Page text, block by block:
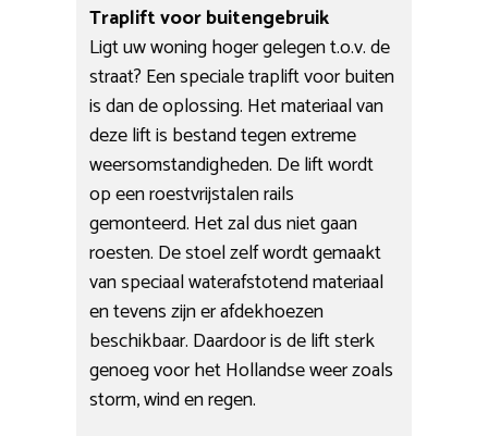
Traplift voor buitengebruik
Ligt uw woning hoger gelegen t.o.v. de
straat? Een speciale traplift voor buiten
is dan de oplossing. Het materiaal van
deze lift is bestand tegen extreme
weersomstandigheden. De lift wordt
op een roestvrijstalen rails
gemonteerd. Het zal dus niet gaan
roesten. De stoel zelf wordt gemaakt
van speciaal waterafstotend materiaal
en tevens zijn er afdekhoezen
beschikbaar. Daardoor is de lift sterk
genoeg voor het Hollandse weer zoals
storm, wind en regen.